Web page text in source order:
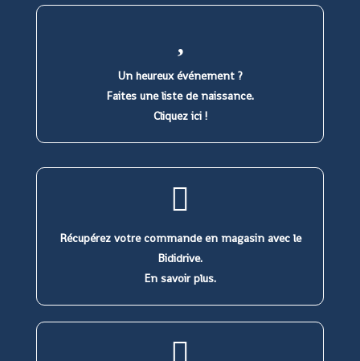
Un heureux événement ?
Faites une liste de naissance.
Cliquez ici !
Récupérez votre commande en magasin avec le
Bididrive.
En savoir plus.